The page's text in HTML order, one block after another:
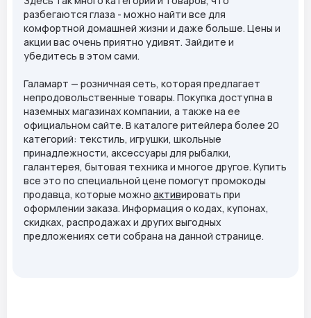
разбегаются глаза - можно найти все для
комфортной домашней жизни и даже больше. Цены и
акции вас очень приятно удивят. Зайдите и
убедитесь в этом сами.
Галамарт — розничная сеть, которая предлагает
непродовольственные товары. Покупка доступна в
наземных магазинах компании, а также на ее
официальном сайте. В каталоге ритейлера более 20
категорий: текстиль, игрушки, школьные
принадлежности, аксессуары для рыбалки,
галантерея, бытовая техника и многое другое. Купить
все это по специальной цене помогут промокоды
продавца, которые можно активировать при
оформлении заказа. Информация о кодах, купонах,
скидках, распродажах и других выгодных
предложениях сети собрана на данной странице.